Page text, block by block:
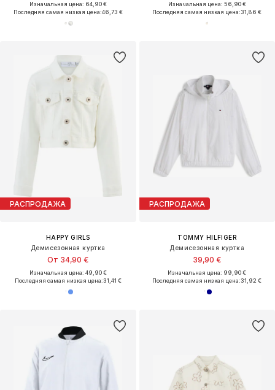
Изначальная цена: 64,90 €
Последняя самая низкая цена:46,73 €
Изначальная цена: 56,90 €
Последняя самая низкая цена:31,86 €
РАСПРОДАЖА
HAPPY GIRLS
Демисезонная куртка
От 34,90 €
Изначальная цена: 49,90 €
Последняя самая низкая цена:31,41 €
РАСПРОДАЖА
TOMMY HILFIGER
Демисезонная куртка
39,90 €
Изначальная цена: 99,90 €
Последняя самая низкая цена:31,92 €